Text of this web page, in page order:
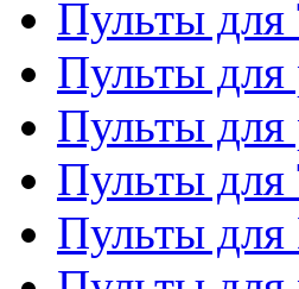
Пульты
Пульты для
Пульты для
Пульты
Пульты